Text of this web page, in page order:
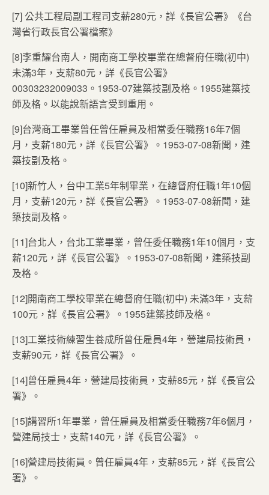
[7] 公共工程局副工程司支薪280元，詳《長官公署》《台
灣省行政長官公署檔案》
[8]李重耀台南人，開南商工學校畢業在總督府任職(初中)
未滿3年，支薪80元，詳《長官公署》
00303232009033。1953-07建築技副及格。1955建築技
師及格。以能說新語言受到重用。
[9]台灣商工畢業曾任曾任雇員及相當委任職務16年7個
月，支薪180元，詳《長官公署》。1953-07-08新聞，建
築技副及格。
[10]新竹人，台中工業5年制畢業，在總督府任職1年10個
月，支薪120元，詳《長官公署》。1953-07-08新聞，建
築技副及格。
[11]台北人，台北工業畢業，曾任委任職務1年10個月，支
薪120元，詳《長官公署》。1953-07-08新聞，建築技副
及格。
[12]開南商工學校畢業在總督府任職(初中) 未滿3年，支薪
100元，詳《長官公署》。1955建築技師及格。
[13]工業技術練習生養成所曾任雇員4年，營建局技術員，
支薪90元，詳《長官公署》。
[14]曾任雇員4年，營建局技術員，支薪85元，詳《長官公
署》。
[15]講習所1年畢業，曾任雇員及相當委任職務7年6個月，
營建局技士，支薪140元，詳《長官公署》。
[16]營建局技術員。曾任雇員4年，支薪85元，詳《長官公
署》。